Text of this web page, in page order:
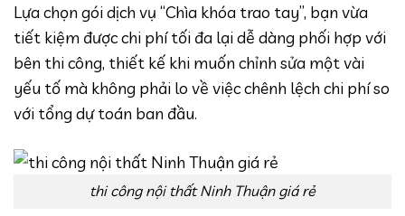
Lựa chọn gói dịch vụ “Chìa khóa trao tay”, bạn vừa
tiết kiệm được chi phí tối đa lại dễ dàng phối hợp với
bên thi công, thiết kế khi muốn chỉnh sửa một vài
yếu tố mà không phải lo về việc chênh lệch chi phí so
với tổng dự toán ban đầu.
thi công nội thất Ninh Thuận giá rẻ